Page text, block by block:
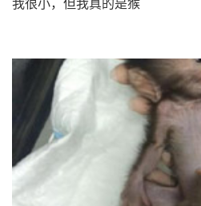
我很小，但我真的是猴